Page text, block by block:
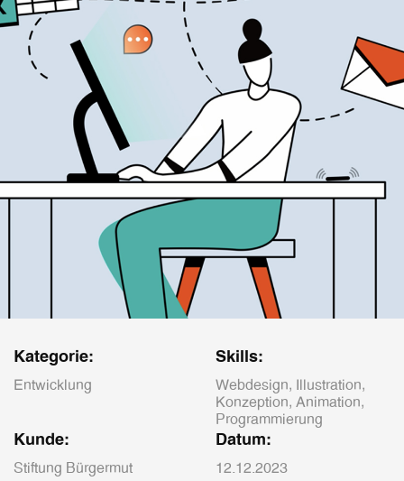
Kategorie:
Entwicklung
Skills:
Webdesign, Illustration,
Konzeption, Animation,
Programmierung
Kunde:
Stiftung Bürgermut
Datum:
12.12.2023